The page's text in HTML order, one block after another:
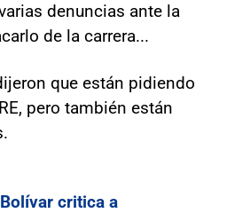
denuncias ante la
de la carrera...
que están pidiendo
pero también están
critica a